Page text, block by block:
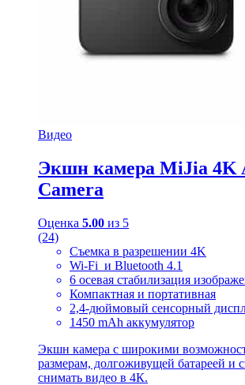
Видео
Экшн камера MiJia 4K
Camera
Оценка 5.00 из 5
(24)
Съемка в разрешении 4K
Wi-Fi и Bluetooth 4.1
6 осевая стабилизация
Компактная и портативная
2,4-дюймовый сенсорный
1450 mAh аккумулятор
Экшн камера с широкими
размерам, долгоживущей батареей и
снимать видео в 4К.